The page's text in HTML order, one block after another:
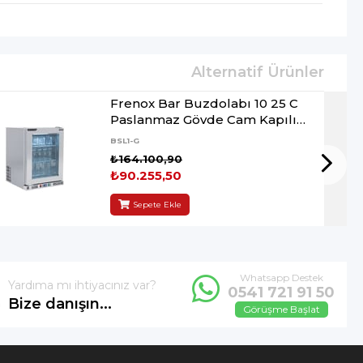
Frenox Bar Buzdolabı 10 25 C
Paslanmaz Gövde Cam Kapılı
60*60*84 5 cm
BSL1-G
₺90.255,50
₺164.100,90
Sepete Ekle
Yardıma mı ihtiyacınız var?
Bize danışın...
Whatsapp Destek
0541 721 91 50
Görüşme Başlat